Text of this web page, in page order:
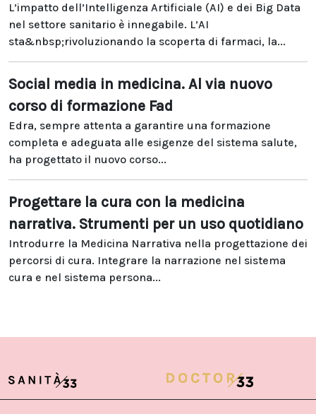
L’impatto dell’Intelligenza Artificiale (AI) e dei Big Data
nel settore sanitario è innegabile. L’AI
sta&nbsp;rivoluzionando la scoperta di farmaci, la...
Social media in medicina. Al via nuovo
corso di formazione Fad
Edra, sempre attenta a garantire una formazione
completa e adeguata alle esigenze del sistema salute,
ha progettato il nuovo corso...
Progettare la cura con la medicina
narrativa. Strumenti per un uso quotidiano
Introdurre la Medicina Narrativa nella progettazione dei
percorsi di cura. Integrare la narrazione nel sistema
cura e nel sistema persona...